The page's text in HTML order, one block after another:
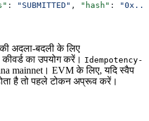
: "SUBMITTED" , "hash" :
अदला-बदली के लिए
कीवर्ड का उपयोग करें। Idempotency-
mainnet। EVM के लिए, यदि स्वैप
है तो पहले टोकन अप्रूव करें।